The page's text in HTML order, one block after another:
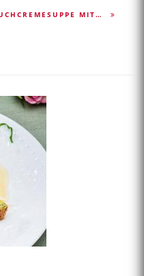
MIT…